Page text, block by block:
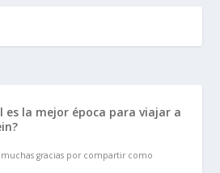
es la mejor época para viajar a
gracias por compartir como